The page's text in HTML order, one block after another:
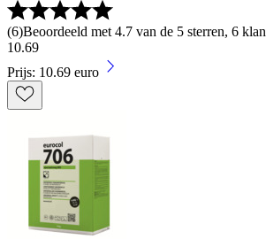
(6)Beoordeeld met 4.7 van de 5 sterren, 6
10.69
Prijs: 10.69 euro